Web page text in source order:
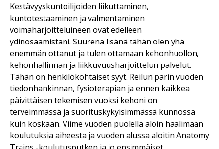
Kestävyyskuntoilijoiden liikuttaminen,
kuntotestaaminen ja valmentaminen
voimaharjoitteluineen ovat edelleen
ydinosaamistani. Suurena lisänä tähän olen yhä
enemmän ottanut ja tulen ottamaan kehonhuollon,
kehonhallinnan ja liikkuvuusharjoittelun palvelut.
Tähän on henkilökohtaiset syyt. Reilun parin vuoden
tiedonhankinnan, fysioterapian ja ennen kaikkea
päivittäisen tekemisen vuoksi kehoni on
terveimmässä ja suorituskykyisimmässä kunnossa
kuin koskaan. Viime vuoden puolella aloin haalimaan
koulutuksia aiheesta ja vuoden alussa aloitin Anatomy